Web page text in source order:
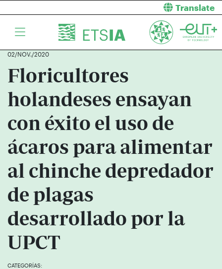
Translate
02/NOV./2020
Floricultores
holandeses ensayan
con éxito el uso de
ácaros para alimentar
al chinche depredador
de plagas
desarrollado por la
UPCT
CATEGORÍAS: